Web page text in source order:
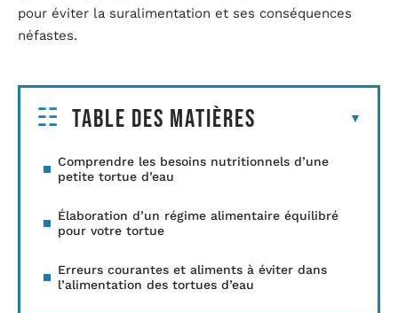
pour éviter la suralimentation et ses conséquences
néfastes.
Table des matières
Comprendre les besoins nutritionnels d’une
petite tortue d’eau
Élaboration d’un régime alimentaire équilibré
pour votre tortue
Erreurs courantes et aliments à éviter dans
l’alimentation des tortues d’eau